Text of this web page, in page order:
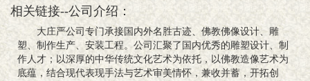
相关链接--公司介绍：
大庄严公司专门承接国内外名胜古迹、佛教佛像设计、雕
塑、制作生产、安装工程。公司汇聚了国内优秀的雕塑设计、制
作人才；以深厚的中华传统文化艺术为依托，以佛教造像艺术为
底蕴，结合现代表现手法与艺术审美情怀，兼收并蓄，开拓创